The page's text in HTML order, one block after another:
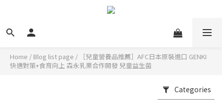
Home / Blog list page /
［兒童營養品推薦］AFC日本原裝進口 GENKI
快適對策+食育向上 森永乳業合作開發 兒童益生菌
Categories